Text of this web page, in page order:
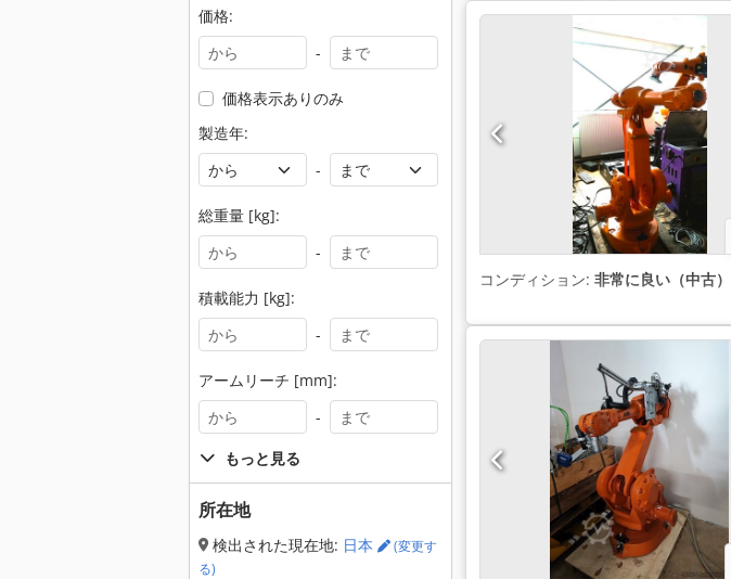
価格:
-
価格表示ありのみ
製造年:
-
総重量 [kg]:
-
積載能力 [kg]:
-
アームリーチ [mm]:
-
もっと見る
所在地
検出された現在地: 日本
(変更す
る)
コンディション: 非常に良い（中古）